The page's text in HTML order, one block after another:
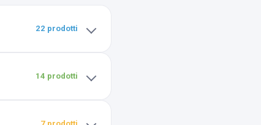
22 prodotti
14 prodotti